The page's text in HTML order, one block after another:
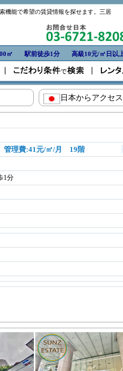
機能で希望の賃貸情報を探せます。三居
㎡ 駅前徒歩1分 高級10元/㎡日以
日本からアクセ
/日 管理費:41元/㎡/月 19階
1分